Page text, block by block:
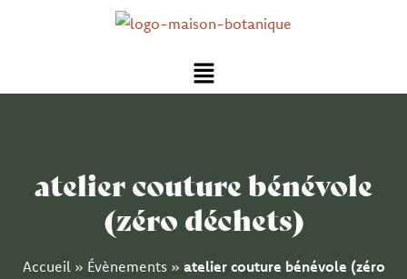
Menu
atelier couture bénévole
(zéro déchets)
Accueil» Évènements » atelier couture bénévole (zéro